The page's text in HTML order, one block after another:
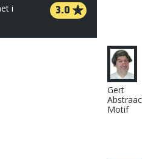
i
3.0
Gert
Motif